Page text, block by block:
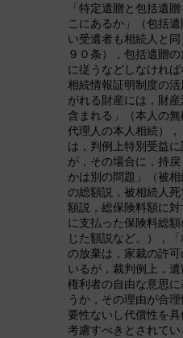
「特定遺贈と包括遺
こにあるか」（包括
い受遺者も相続人と
９０条），包括遺贈
に従うなどしなけれ
相続情報証明制度の
がれる財産には，財
含まれる」（本人の
代理人の本人相続）
は，判例上特別受益
が，その場合に，持
かは別の問題」（被
の総額説，被相続人
額説，総保険料額に
に支払った保険料総
じた額説など。），
の放棄は，家裁の許
いるが，裁判例上，
権利者の自由な意思
うか，その理由が合
要性ないし代償性を
考慮すべきとされて